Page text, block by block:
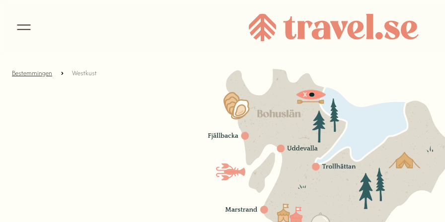
Bestemmingen Westkust